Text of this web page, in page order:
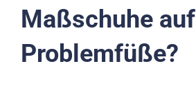
Maßschuhe auf
Problemfüße?